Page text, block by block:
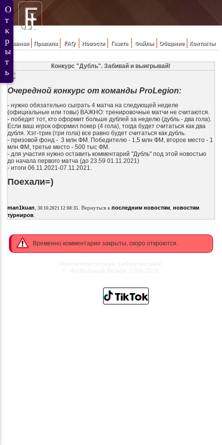
Главная Правила FAQ Новости Газета Файлы Общение Контакты
Конкурс "Дубль". Забивай и выигрывай!
Очередной конкурс от команды ProLegion:
- нужно обязательно сыграть 4 матча на следующей неделе
(официальные или товы) ВАЖНО: тренировочные матчи не считаются.
- победит тот, кто оформит больше дублей за неделю (дубль - два гола).
Если ваш игрок оформил покер (4 гола), тогда будет считаться как два
дубля. Хэт-трик (три гола) все равно будет считаться как дубль.
- призовой фонд - 3 млн ФМ. Победителю - 1,5 млн ФМ, второе место - 1
млн ФМ, третье место - 500 тыс ФМ.
- для участия нужно оставить комментарий "Дубль" под этой новостью
до начала первого матча (до 23.59 01.11.2021)
- итоги 06.11.2021-07.11.2021.
Поехали=)
man1kuan, 30.10.2021 12:08:35 . Вернуться к последним новостям, новостям
турниров.
Временно комментарии закрыты, скоро откроются.